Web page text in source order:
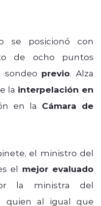
se posicionó con
de ocho puntos
sondeo previo. Alza
la interpelación en
en la Cámara de
el ministro del
el mejor evaluado
la ministra del
, quien al igual que